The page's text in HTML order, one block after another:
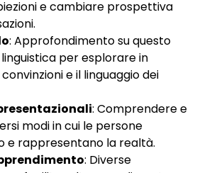
e cambiare prospettiva
: Approfondimento su questo
per esplorare in
e il linguaggio dei
: Comprendere e
modi in cui le persone
e rappresentano la realtà.
: Diverse